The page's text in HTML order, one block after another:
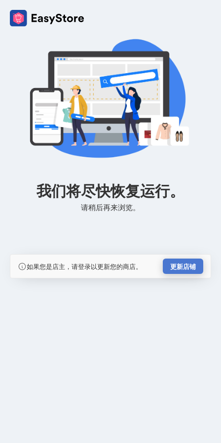
我们将尽快恢复运行。
请稍后再来浏览。
如果您是店主，请登录以更新您的商店。 更新店铺